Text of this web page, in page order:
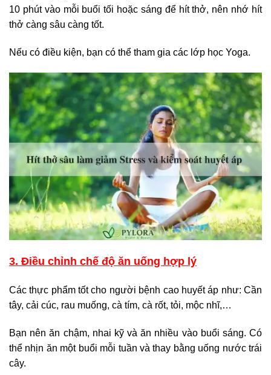
10 phút vào mỗi buổi tối hoặc sáng để hít thở, nên nhớ hít
thở càng sâu càng tốt.
Nếu có điều kiện, bạn có thể tham gia các lớp học Yoga.
3. Điều chỉnh chế độ ăn uống hợp lý
Các thực phẩm tốt cho người bệnh cao huyết áp như: Cần
tây, cải cúc, rau muống, cà tím, cà rốt, tỏi, mộc nhĩ,…
Bạn nên ăn chậm, nhai kỹ và ăn nhiều vào buổi sáng. Có
thể nhịn ăn một buổi mỗi tuần và thay bằng uống nước trái
cây.